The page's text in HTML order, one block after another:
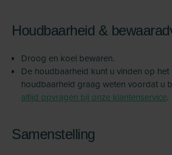
Houdbaarheid &
Droog en koel bewaren.
De houdbaarheid kunt u vinden op het
houdbaarheid graag weten voordat u
altijd opvragen bij onze klantenservice.
Samenstelling